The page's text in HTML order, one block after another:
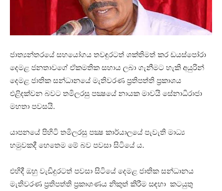
ජාත්‍යන්තරයේ සහයෝගය තවඳුරටත් ශක්තිමත් කර ඩයස්පෝරා
දෙමළ ජනතාවගේ ඒකමතික සහාය ලබා ගැනීමට හැකි අයුරින්
දෙමළ ජාතික සන්ධානයේ මැතිවරණ ප්‍රතිපත්ති ප්‍රකාශය
එළිදක්වන බවට තමිලරසු පක්‍ෂයේ නායක මාවයි සේනාධිරාජා
මහතා පවසයි.
යාපනයේ පිහිටි තමිලරසු පක්‍ෂ කාර්යාලයේ පැවැති මාධ්‍ය
හමුවකදී හෙතෙම මේ බව පවසා සිටියේ ය.
එහිදී ඔහු වැඩිදුරටත් පවසා සිටියේ දෙමළ ජාතික සන්ධානය
මැතිවරණ ප්‍රතිපත්ති ප්‍රකාශණය නිකුත් කිරීම සඳහා කටයුතු